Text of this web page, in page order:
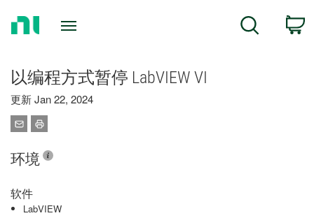
Search
以编程方式暂停 LabVIEW VI
更新 Jan 22, 2024
环境
软件
LabVIEW